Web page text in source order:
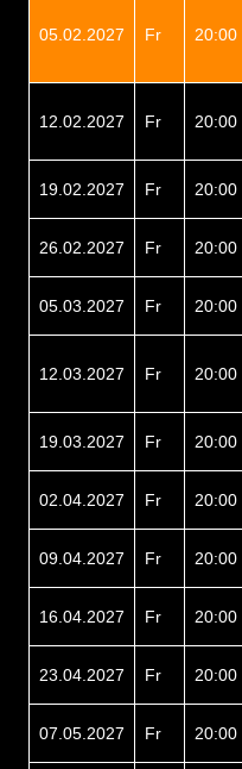
05.02.2027 Fr 20:00
12.02.2027 Fr 20:00
19.02.2027 Fr 20:00
26.02.2027 Fr 20:00
05.03.2027 Fr 20:00
12.03.2027 Fr 20:00
19.03.2027 Fr 20:00
02.04.2027 Fr 20:00
09.04.2027 Fr 20:00
16.04.2027 Fr 20:00
23.04.2027 Fr 20:00
07.05.2027 Fr 20:00